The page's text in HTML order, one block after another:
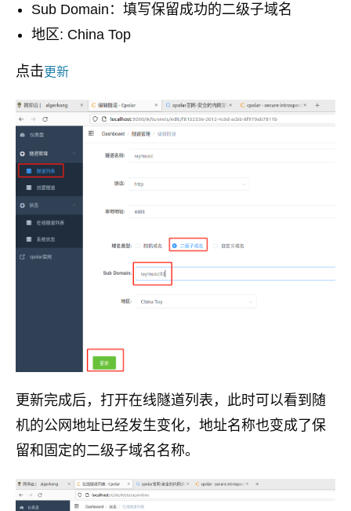
Sub Domain：填写保留成功的二级子域名
地区: China Top
点击更新
更新完成后，打开在线隧道列表，此时可以看到随
机的公网地址已经发生变化，地址名称也变成了保
留和固定的二级子域名名称。